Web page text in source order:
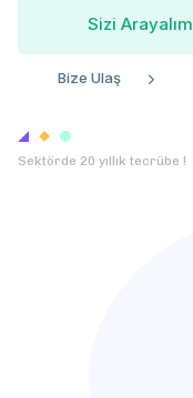
Sizi Arayalım
Bize Ulaş
Sektörde 20 yıllık tecrübe !